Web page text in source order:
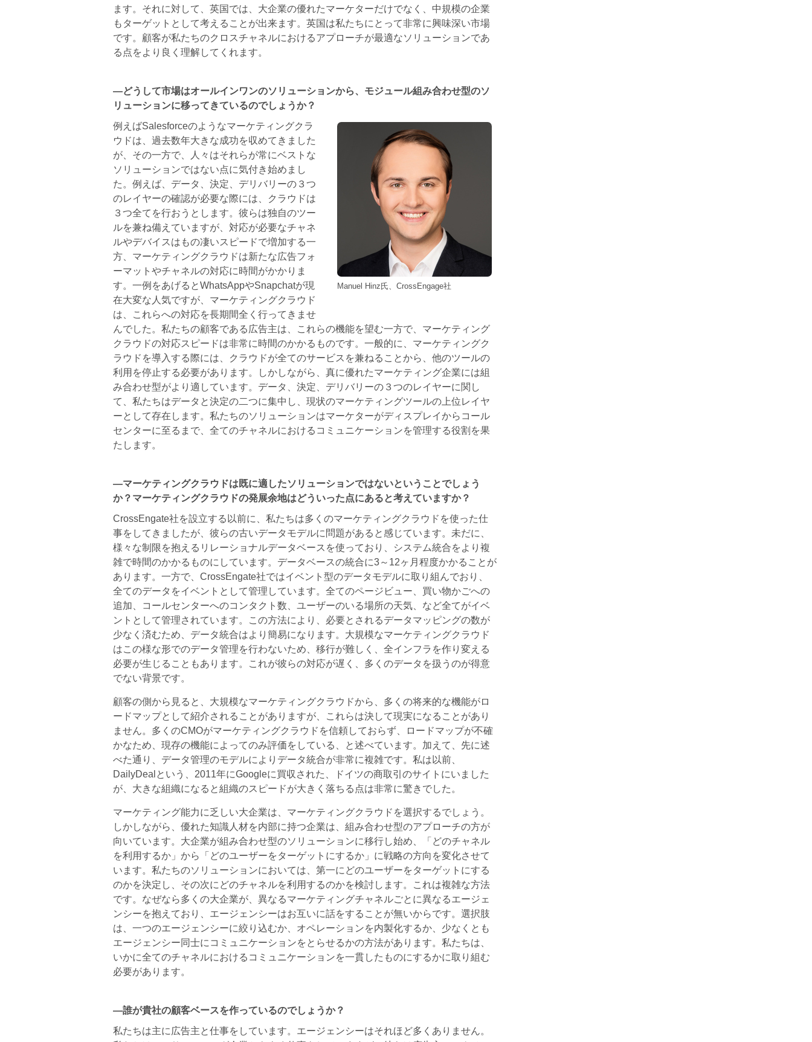
ます。それに対して、英国では、大企業の優れたマーケターだけでなく、中規模の企業
もターゲットとして考えることが出来ます。英国は私たちにとって非常に興味深い市場
です。顧客が私たちのクロスチャネルにおけるアプローチが最適なソリューションであ
る点をより良く理解してくれます。
―どうして市場はオールインワンのソリューションから、モジュール組み合わせ型のソ
リューションに移ってきているのでしょうか？
Manuel Hinz氏、CrossEngage社
例えばSalesforceのようなマーケティングクラ
ウドは、過去数年大きな成功を収めてきました
が、その一方で、人々はそれらが常にベストな
ソリューションではない点に気付き始めまし
た。例えば、データ、決定、デリバリーの３つ
のレイヤーの確認が必要な際には、クラウドは
３つ全てを行おうとします。彼らは独自のツー
ルを兼ね備えていますが、対応が必要なチャネ
ルやデバイスはもの凄いスピードで増加する一
方、マーケティングクラウドは新たな広告フォ
ーマットやチャネルの対応に時間がかかりま
す。一例をあげるとWhatsAppやSnapchatが現
在大変な人気ですが、マーケティングクラウド
は、これらへの対応を長期間全く行ってきませ
んでした。私たちの顧客である広告主は、これらの機能を望む一方で、マーケティング
クラウドの対応スピードは非常に時間のかかるものです。一般的に、マーケティングク
ラウドを導入する際には、クラウドが全てのサービスを兼ねることから、他のツールの
利用を停止する必要があります。しかしながら、真に優れたマーケティング企業には組
み合わせ型がより適しています。データ、決定、デリバリーの３つのレイヤーに関し
て、私たちはデータと決定の二つに集中し、現状のマーケティングツールの上位レイヤ
ーとして存在します。私たちのソリューションはマーケターがディスプレイからコール
センターに至るまで、全てのチャネルにおけるコミュニケーションを管理する役割を果
たします。
―マーケティングクラウドは既に適したソリューションではないということでしょう
か？マーケティングクラウドの発展余地はどういった点にあると考えていますか？
CrossEngate社を設立する以前に、私たちは多くのマーケティングクラウドを使った仕
事をしてきましたが、彼らの古いデータモデルに問題があると感じています。未だに、
様々な制限を抱えるリレーショナルデータベースを使っており、システム統合をより複
雑で時間のかかるものにしています。データベースの統合に3～12ヶ月程度かかることが
あります。一方で、CrossEngate社ではイベント型のデータモデルに取り組んでおり、
全てのデータをイベントとして管理しています。全てのページビュー、買い物かごへの
追加、コールセンターへのコンタクト数、ユーザーのいる場所の天気、など全てがイベ
ントとして管理されています。この方法により、必要とされるデータマッピングの数が
少なく済むため、データ統合はより簡易になります。大規模なマーケティングクラウド
はこの様な形でのデータ管理を行わないため、移行が難しく、全インフラを作り変える
必要が生じることもあります。これが彼らの対応が遅く、多くのデータを扱うのが得意
でない背景です。
顧客の側から見ると、大規模なマーケティングクラウドから、多くの将来的な機能がロ
ードマップとして紹介されることがありますが、これらは決して現実になることがあり
ません。多くのCMOがマーケティングクラウドを信頼しておらず、ロードマップが不確
かなため、現存の機能によってのみ評価をしている、と述べています。加えて、先に述
べた通り、データ管理のモデルによりデータ統合が非常に複雑です。私は以前、
DailyDealという、2011年にGoogleに買収された、ドイツの商取引のサイトにいました
が、大きな組織になると組織のスピードが大きく落ちる点は非常に驚きでした。
マーケティング能力に乏しい大企業は、マーケティングクラウドを選択するでしょう。
しかしながら、優れた知識人材を内部に持つ企業は、組み合わせ型のアプローチの方が
向いています。大企業が組み合わせ型のソリューションに移行し始め、「どのチャネル
を利用するか」から「どのユーザーをターゲットにするか」に戦略の方向を変化させて
います。私たちのソリューションにおいては、第一にどのユーザーをターゲットにする
のかを決定し、その次にどのチャネルを利用するのかを検討します。これは複雑な方法
です。なぜなら多くの大企業が、異なるマーケティングチャネルごとに異なるエージェ
ンシーを抱えており、エージェンシーはお互いに話をすることが無いからです。選択肢
は、一つのエージェンシーに絞り込むか、オペレーションを内製化するか、少なくとも
エージェンシー同士にコミュニケーションをとらせるかの方法があります。私たちは、
いかに全てのチャネルにおけるコミュニケーションを一貫したものにするかに取り組む
必要があります。
―誰が貴社の顧客ベースを作っているのでしょうか？
私たちは主に広告主と仕事をしています。エージェンシーはそれほど多くありません。